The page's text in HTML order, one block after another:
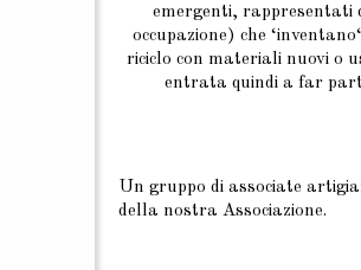
emergenti, rappresentati
occupazione) che
riciclo con materiali nuovi o
entrata quindi a far
Un gruppo di associate
della nostra Associazione.